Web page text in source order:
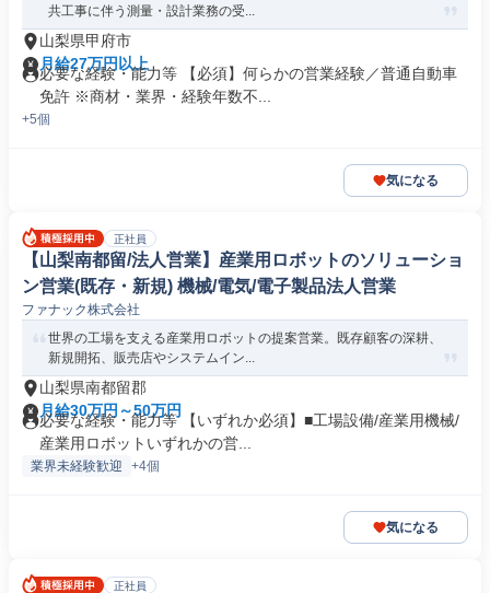
共工事に伴う測量・設計業務の受...
山梨県甲府市
月給27万円以上
必要な経験・能力等 【必須】何らかの営業経験／普通自動車
免許 ※商材・業界・経験年数不...
+5個
気になる
正社員
【山梨南都留/法人営業】産業用ロボットのソリューショ
ン営業(既存・新規) 機械/電気/電子製品法人営業
ファナック株式会社
世界の工場を支える産業用ロボットの提案営業。既存顧客の深耕、
新規開拓、販売店やシステムイン...
山梨県南都留郡
月給30万円～50万円
必要な経験・能力等 【いずれか必須】■工場設備/産業用機械/
産業用ロボットいずれかの営...
業界未経験歓迎 +4個
気になる
正社員